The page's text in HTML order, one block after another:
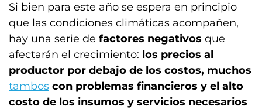
Si bien para este año se espera en principio
que las condiciones climáticas acompañen,
hay una serie de factores negativos que
afectarán el crecimiento: los precios al
productor por debajo de los costos, muchos
tambos con problemas financieros y el alto
costo de los insumos y servicios necesarios